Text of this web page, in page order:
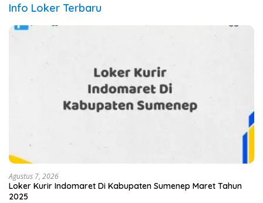
Info Loker Terbaru
Agustus 7, 2026
Loker Kurir Indomaret Di Kabupaten Sumenep Maret Tahun
2025